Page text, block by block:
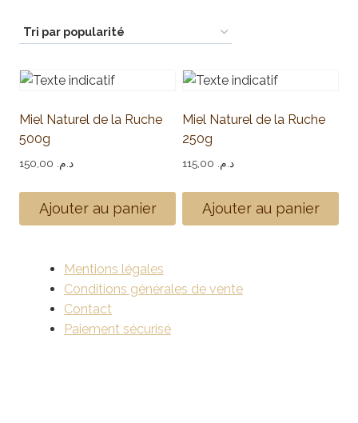
Miel Naturel de la Ruche
500g
د.م.
Ajouter au panier
Miel Naturel de la Ruche
250g
د.م.
Ajouter au panier
Mentions légales
Conditions générales de vente
Contact
Paiement sécurisé